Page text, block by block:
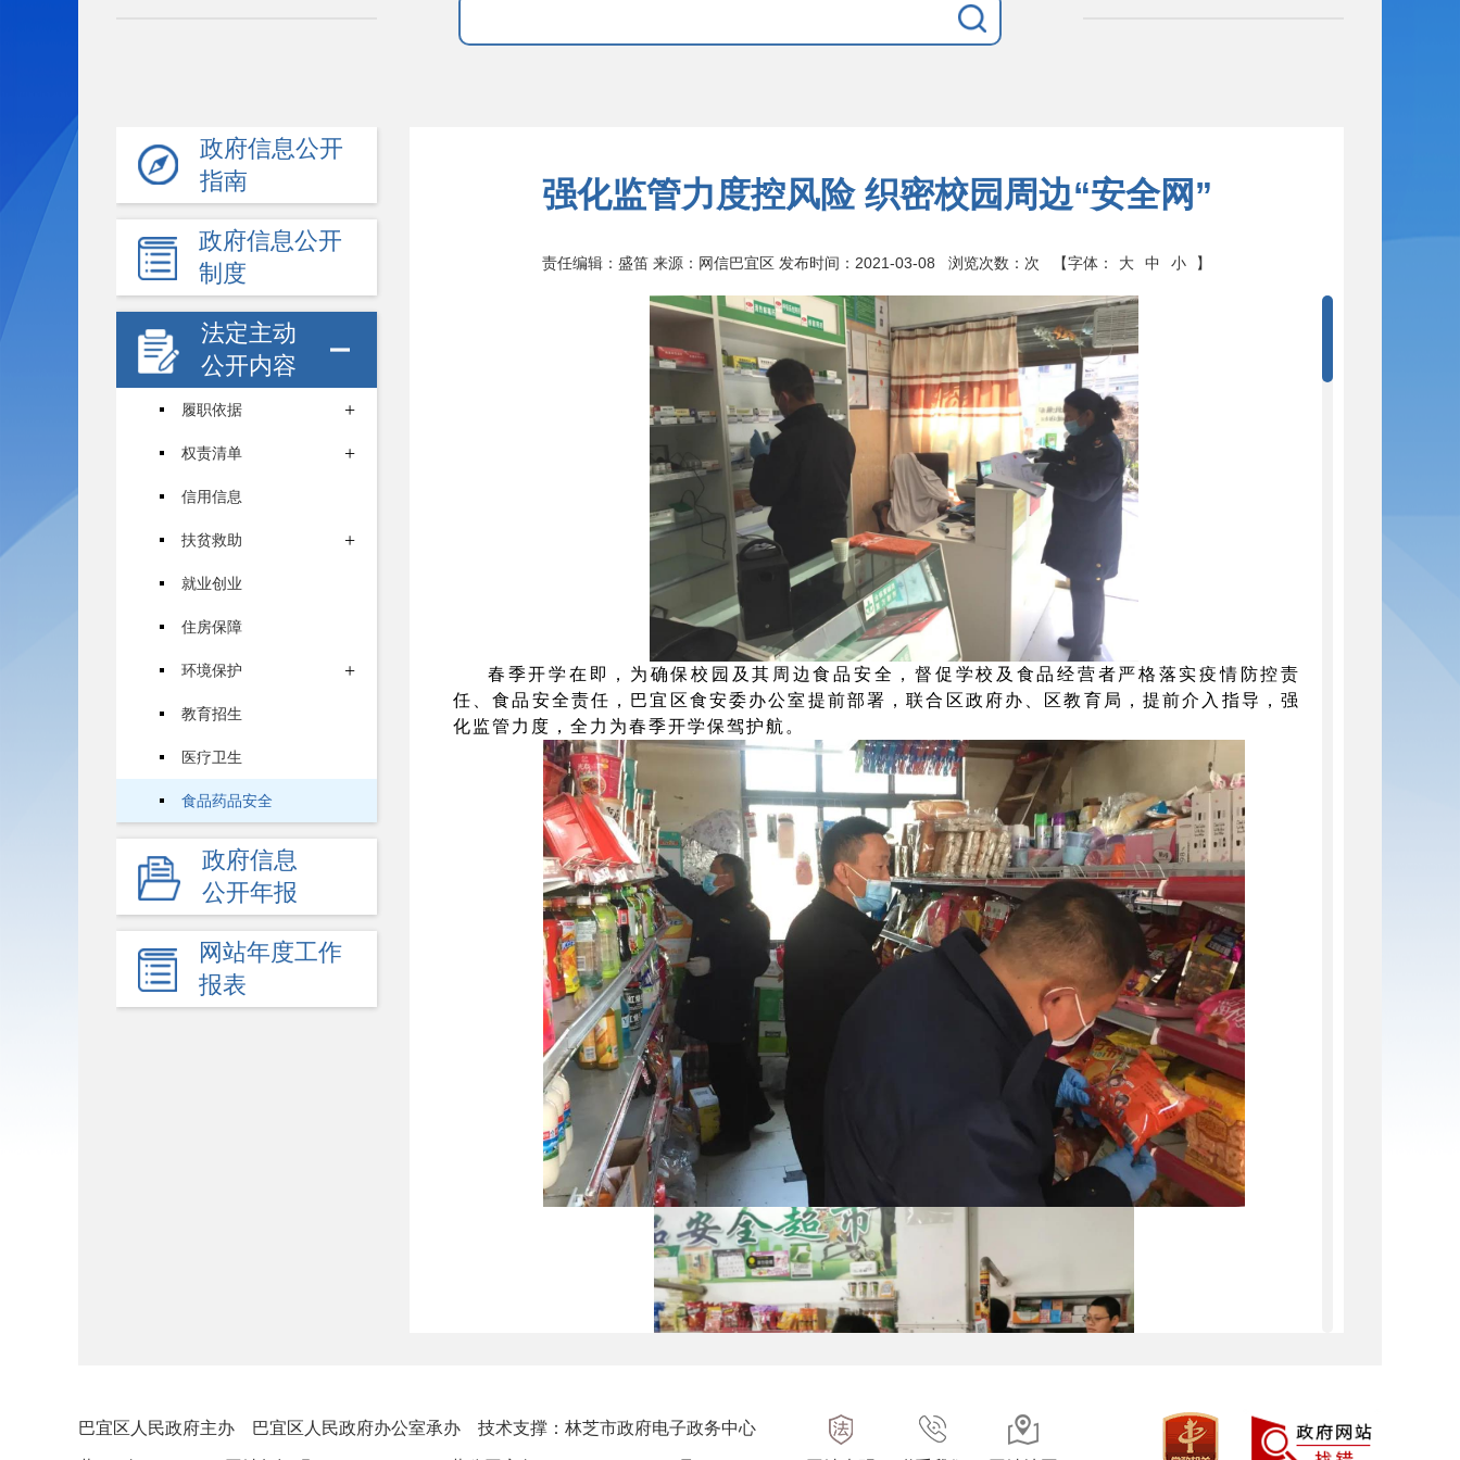
政府信息公开
指南
政府信息公开
制度
法定主动
公开内容
履职依据 +
权责清单 +
信用信息
扶贫救助 +
就业创业
住房保障
环境保护 +
教育招生
医疗卫生
食品药品安全
价格和收费
安全生产
机关简介 +
规划计划
政府信息
公开年报
网站年度工作
报表
强化监管力度控风险 织密校园周边“安全网”
责任编辑：盛笛 来源：网信巴宜区 发布时间：2021-03-08 浏览次数： 次 【字体： 大 中 小 】
春季开学在即，为确保校园及其周边食品安全，督促学校及食品经营者严格落实疫情防控责
任、食品安全责任，巴宜区食安委办公室提前部署，联合区政府办、区教育局，提前介入指导，强
化监管力度，全力为春季开学保驾护航。
巴宜区人民政府主办 巴宜区人民政府办公室承办 技术支撑：林芝市政府电子政务中心